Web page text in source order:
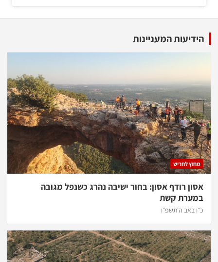
הידיעות המעניינות
מחוץ לחריש
אסון רודף אסון: בחור ישיבה נהרג כשנפל מגובה
במערת קשת
כ״ו באב ה׳תשפ״ו